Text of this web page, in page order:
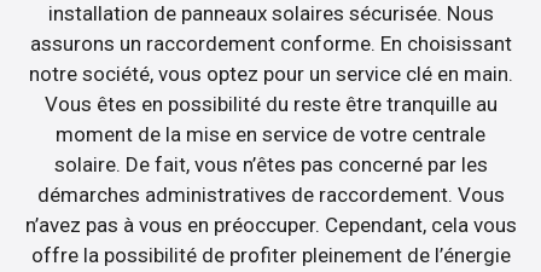
installation de panneaux solaires sécurisée. Nous
assurons un raccordement conforme. En choisissant
notre société, vous optez pour un service clé en main.
Vous êtes en possibilité du reste être tranquille au
moment de la mise en service de votre centrale
solaire. De fait, vous n’êtes pas concerné par les
démarches administratives de raccordement. Vous
n’avez pas à vous en préoccuper. Cependant, cela vous
offre la possibilité de profiter pleinement de l’énergie